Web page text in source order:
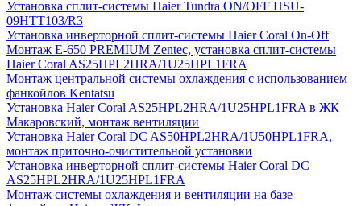
Установка сплит-системы Haier Tundra ON/OFF HSU-
09HTT103/R3
Установка инверторной сплит-системы Haier Coral On-Off
Монтаж E-650 PREMIUM Zentec, установка сплит-системы
Haier Coral AS25HPL2HRA/1U25HPL1FRA
Монтаж центральной системы охлаждения с использованием
фанкойлов Kentatsu
Установка Haier Coral AS25HPL2HRA/1U25HPL1FRA в ЖК
Макаровский, монтаж вентиляции
Установка Haier Coral DC AS50HPL2HRA/1U50HPL1FRA,
монтаж приточно-очистительной установки
Установка инверторной сплит-системы Haier Coral DC
AS25HPL2HRA/1U25HPL1FRA
Монтаж системы охлаждения и вентиляции на базе